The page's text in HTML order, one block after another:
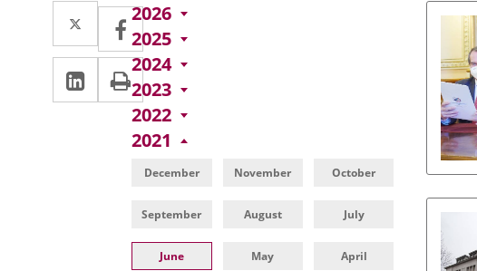
Twitter
Enlace
a
una
aplicación
externa.
Facebook
Enlace
a
una
aplicación
externa.
Linkedin
Enlace
a
aplicación
Print
2026
2025
2024
2023
2022
2021
December November October
September August July
June May April
la
noticia